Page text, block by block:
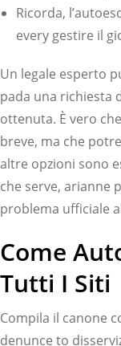
Ricorda,
every gestire il
Un legale esperto
pada una richiesta
ottenuta. È vero
breve, ma che
altre opzioni sono
che serve, arianne
problema ufficiale
Come
Tutti I Siti
Compila il canone
denunce to